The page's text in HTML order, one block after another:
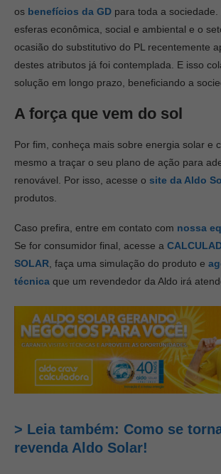
os benefícios da GD para toda a sociedade.
esferas econômica, social e ambiental e o
ocasião do substitutivo do PL recentemente
destes atributos já foi contemplada. E isso
solução em longo prazo, beneficiando a
A força que vem do sol
Por fim, conheça mais sobre energia solar e
mesmo a traçar o seu plano de ação para
renovável. Por isso, acesse o site da Aldo
produtos.
Caso prefira, entre em contato com nossa
Se for consumidor final, acesse a
SOLAR , faça uma simulação do produto e
técnica que um revendedor da Aldo irá
> Leia também: Como se
revenda Aldo Solar!